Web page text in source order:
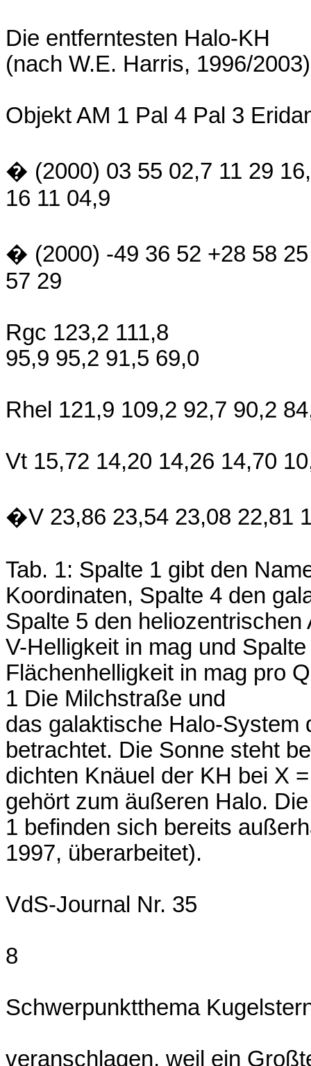
Die entferntesten Halo-KH
(nach W.E. Harris, 1996/2003)
Objekt AM 1 Pal 4 Pal 3
� (2000) 03 55 02,7 11 29
16 11 04,9
� (2000) -49 36 52 +28 58
57 29
Rgc 123,2 111,8
95,9 95,2 91,5 69,0
Rhel 121,9 109,2 92,7 90,2
Vt 15,72 14,20 14,26 14,70
�V 23,86 23,54 23,08 22,81
Tab. 1: Spalte 1 gibt den
Koordinaten, Spalte 4 den
Spalte 5 den
V-Helligkeit in mag und
Flächenhelligkeit in mag pro
1 Die Milchstraße und
das galaktische Halo-System
betrachtet. Die Sonne steht
dichten Knäuel der KH bei X
gehört zum äußeren Halo.
1 befinden sich bereits
1997, überarbeitet).
VdS-Journal Nr. 35
8
Schwerpunktthema
veranschlagen, weil ein